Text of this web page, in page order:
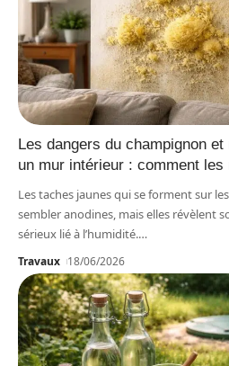
Les dangers du champignon
un mur intérieur : comment les
Les taches jaunes qui se forment sur
sembler anodines, mais elles révèlent
sérieux lié à l’humidité.…
Travaux 18/06/2026